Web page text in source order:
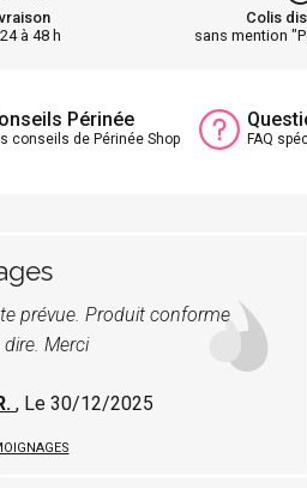
à 48 h
Colis
sans mention
Périnée
conseils de Périnée Shop FAQ
prévue. Produit conforme
Merci
, Le 30/12/2025